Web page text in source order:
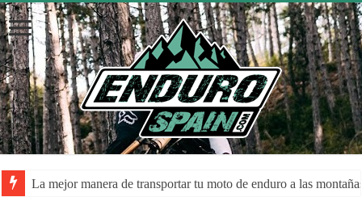
La mejor manera de transportar tu moto de enduro a las